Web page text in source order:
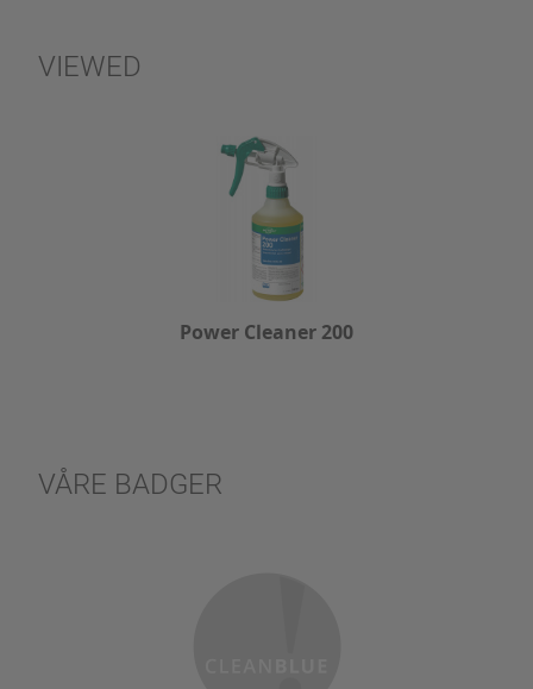
VIEWED
Power Cleaner 200
VÅRE BADGER